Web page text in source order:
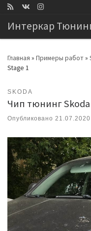
Интеркар
Главная » Примеры работ»
Stage 1
SKODA
Чип тюнинг
Опубликовано 21.07.2020